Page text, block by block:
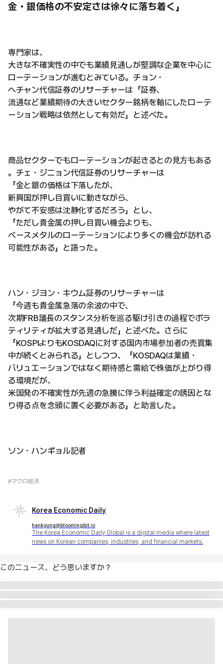
金・銀価格の不安定さは徐々に落ち着く」
専門家は、
大きな不確実性の中でも業績見通しが堅調な企業を中心に
ローテーションが進むとみている。チョン・
ヘチャン代信証券のリサーチャーは「証券、
流通など業績期待の大きいセクター銘柄を軸にしたローテ
ーション戦略は依然として有効だ」と述べた。
商品セクターでもローテーションが起きるとの見方もある
。チェ・ジニョン代信証券のリサーチャーは
「金と銀の価格は下落したが、
新興国が押し目買いに動きながら、
やがて不安感は沈静化するだろう」とし、
「ただし貴金属の押し目買い機会よりも、
ベースメタルのローテーションにより多くの機会が訪れる
可能性がある」と語った。
ハン・ジヨン・キウム証券のリサーチャーは
「今週も貴金属急落の余波の中で、
次期FRB議長のスタンス分析を巡る駆け引きの過程でボラ
ティリティが拡大する見通しだ」と述べた。さらに
「KOSPIよりもKOSDAQに対する国内市場参加者の売買集
中が続くとみられる」としつつ、「KOSDAQは業績・
バリュエーションではなく期待感と需給で株価が上がり得
る環境だが、
米国発の不確実性が先週の急騰に伴う利益確定の誘因とな
り得る点を念頭に置く必要がある」と助言した。
ソン・ハンギョル記者
#マクロ経済
Korea Economic Daily
hankyung@bloomingbit.io
The Korea Economic Daily Global is a digital media where latest
news on Korean companies, industries, and financial markets.
このニュース、どう思いますか？